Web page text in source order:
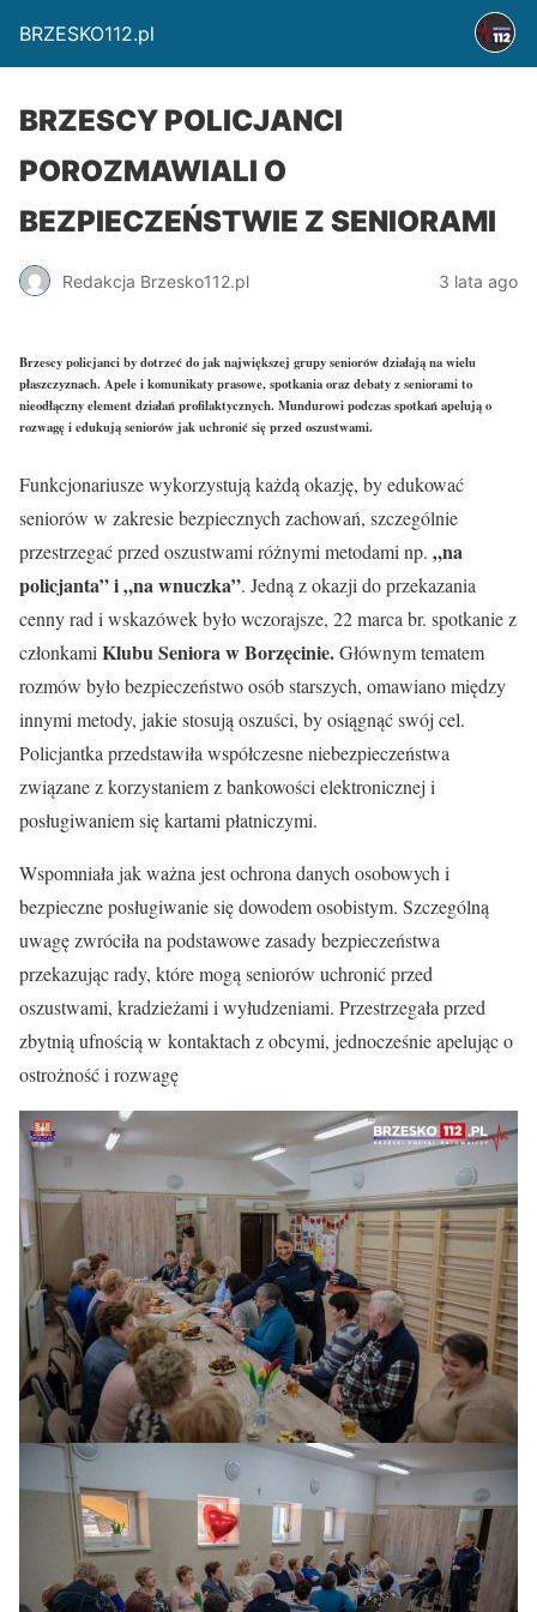
BRZESKO112.pl
BRZESCY POLICJANCI
POROZMAWIALI O
BEZPIECZEŃSTWIE Z SENIORAMI
Redakcja Brzesko112.pl 3 lata ago
Brzescy policjanci by dotrzeć do jak największej grupy seniorów działają na wielu
płaszczyznach. Apele i komunikaty prasowe, spotkania oraz debaty z seniorami to
nieodłączny element działań profilaktycznych. Mundurowi podczas spotkań apelują o
rozwagę i edukują seniorów jak uchronić się przed oszustwami.
Funkcjonariusze wykorzystują każdą okazję, by edukować
seniorów w zakresie bezpiecznych zachowań, szczególnie
przestrzegać przed oszustwami różnymi metodami np. „na
policjanta” i „na wnuczka”. Jedną z okazji do przekazania
cenny rad i wskazówek było wczorajsze, 22 marca br. spotkanie z
członkami Klubu Seniora w Borzęcinie.Głównym tematem
rozmów było bezpieczeństwo osób starszych, omawiano między
innymi metody, jakie stosują oszuści, by osiągnąć swój cel.
Policjantka przedstawiła współczesne niebezpieczeństwa
związane z korzystaniem z bankowości elektronicznej i
posługiwaniem się kartami płatniczymi.
Wspomniała jak ważna jest ochrona danych osobowych i
bezpieczne posługiwanie się dowodem osobistym. Szczególną
uwagę zwróciła na podstawowe zasady bezpieczeństwa
przekazując rady, które mogą seniorów uchronić przed
oszustwami, kradzieżami i wyłudzeniami. Przestrzegała przed
zbytnią ufnością w kontaktach z obcymi, jednocześnie apelując o
ostrożność i rozwagę